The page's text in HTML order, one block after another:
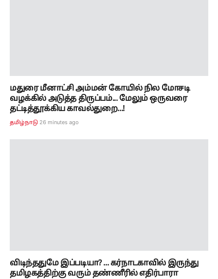
மதுரை மீனாட்சி அம்மன் கோயில் நில மோசடி
வழக்கில் அடுத்த திருப்பம்... மேலும் ஒருவரை
தட்டித்தூக்கிய காவல்துறை...!
தமிழ்நாடு 26 minutes ago
விடிந்ததுமே இப்படியா? ... கர்நாடகாவில் இருந்து
தமிழகத்திற்கு வரும் தண்ணீரில் எதிர்பாரா